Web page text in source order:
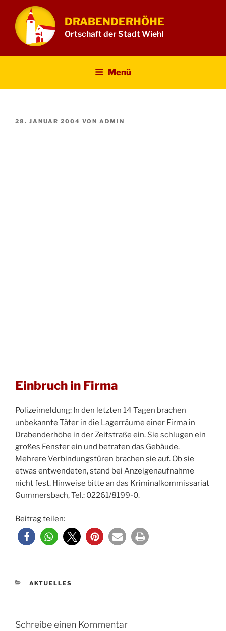
Inhalt
springen
DRABENDERHÖHE
Ortschaft der Stadt Wiehl
Menü
VERÖFFENTLICHT
28. JANUAR 2004 VON ADMIN
Einbruch in Firma
Polizeimeldung: In den letzten 14 Tagen brachen
unbekannte Täter in die Lagerräume einer Firma in
Drabenderhöhe in der Zeitstraße ein. Sie schlugen ein
großes Fenster ein und betraten das Gebäude.
Mehrere Verbindungstüren brachen sie auf. Ob sie
etwas entwendeten, stand bei Anzeigenaufnahme
nicht fest. Hinweise bitte an das Kriminalkommissariat
Gummersbach, Tel.: 02261/8199-0.
Beitrag teilen:
KATEGORIEN
AKTUELLES
Schreibe einen Kommentar